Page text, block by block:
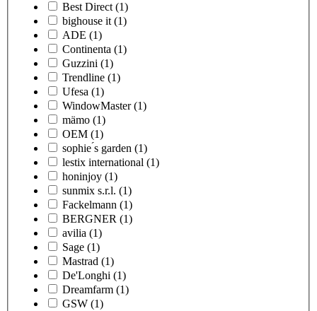
Best Direct (1)
bighouse it (1)
ADE (1)
Continenta (1)
Guzzini (1)
Trendline (1)
Ufesa (1)
WindowMaster (1)
mämo (1)
OEM (1)
sophie ́s garden (1)
lestix international (1)
honinjoy (1)
sunmix s.r.l. (1)
Fackelmann (1)
BERGNER (1)
avilia (1)
Sage (1)
Mastrad (1)
De'Longhi (1)
Dreamfarm (1)
GSW (1)